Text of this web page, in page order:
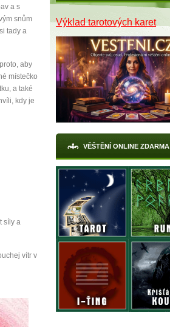
X
a s
snům
tady a
aby
místečko
a také
kdy je
síly a
vítr v
Výklad tarotových karet
VĚŠTĚNÍ ONLINE ZDARMA